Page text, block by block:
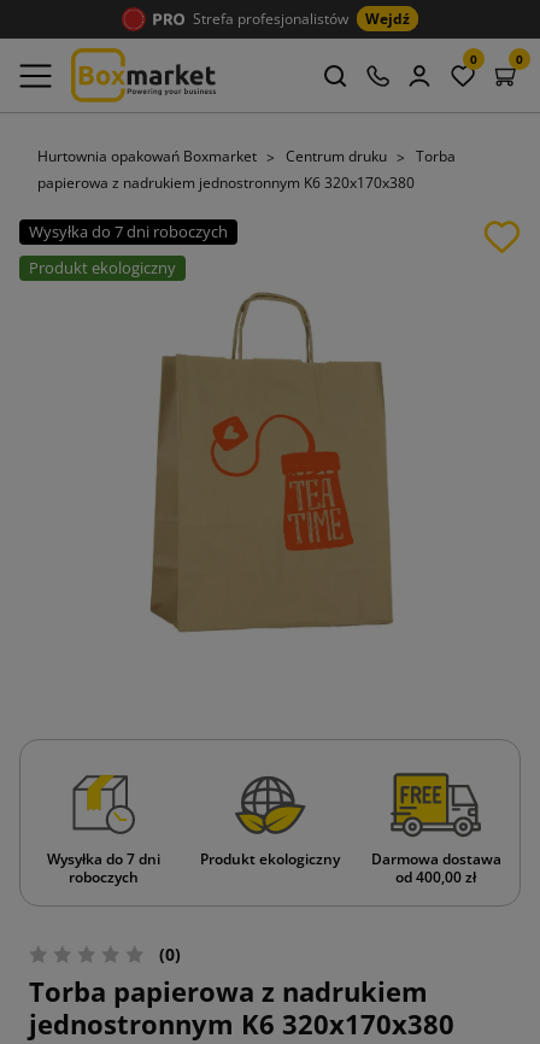
Strefa profesjonalistów Wejdź
0 0
Hurtownia opakowań Boxmarket Centrum druku
Torba
papierowa z nadrukiem jednostronnym K6 320x170x380
Wysyłka do 7 dni roboczych
Produkt ekologiczny
Wysyłka do 7 dni
roboczych
Produkt ekologiczny
Darmowa dostawa
od 400,00 zł
(0)
Torba papierowa z nadrukiem
jednostronnym K6 320x170x380